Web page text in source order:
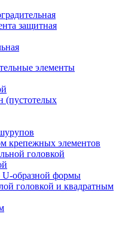
защитная
элементы
(пустотелых
крепежных элементов
головкой
U-образной формы
головкой и квадратным